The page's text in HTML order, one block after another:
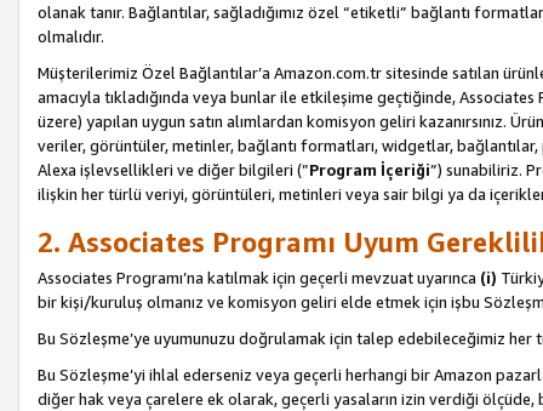
olanak tanır. Bağlantılar, sağladığımız özel “etiketli” bağlantı
olmalıdır.
Müşterilerimiz Özel Bağlantılar’a Amazon.com.tr sitesinde satılan
amacıyla tıkladığında veya bunlar ile etkileşime geçtiğinde,
üzere) yapılan uygun satın alımlardan komisyon geliri kazanırsınız.
veriler, görüntüler, metinler, bağlantı formatları, widgetlar,
Alexa işlevsellikleri ve diğer bilgileri (”Program İçeriği”) sunabiliriz.
ilişkin her türlü veriyi, görüntüleri, metinleri veya sair bilgi ya da içerikleri
2. Associates Programı Uyum
Associates Programı’na katılmak için geçerli mevzuat uyarınca (i)
bir kişi/kuruluş olmanız ve komisyon geliri elde etmek için işbu
Bu Sözleşme’ye uyumunuzu doğrulamak için talep edebileceğimiz
Bu Sözleşme’yi ihlal ederseniz veya geçerli herhangi bir Amazon
diğer hak veya çarelere ek olarak, geçerli yasaların izin verdiği